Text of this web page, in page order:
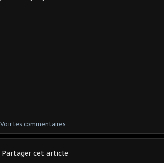
Voir les commentaires
Partager cet article